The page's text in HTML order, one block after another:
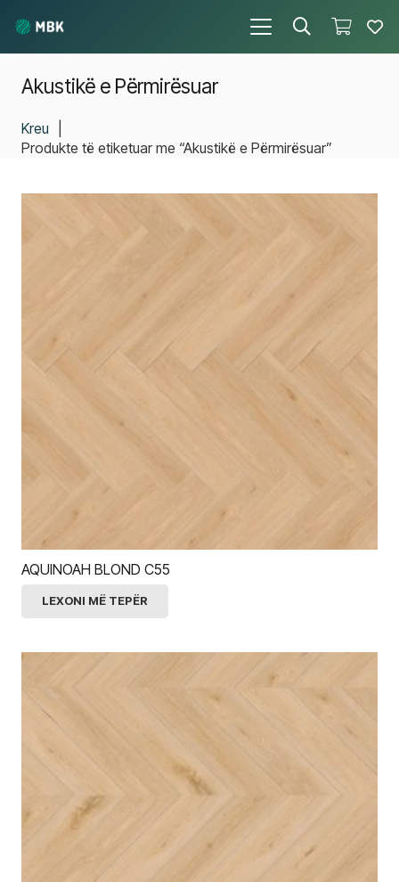
Akustikë e Përmirësuar
Kreu
Produkte të etiketuar me “Akustikë e Përmirësuar”
AQUINOAH BLOND C55
LEXONI MË TEPËR